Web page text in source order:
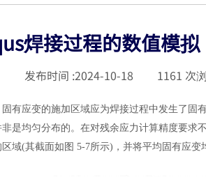
焊接过程的数值模
发布时间 :2024-10-18 1161 次
有应变的施加区域应为焊接过程中发生了固
是均匀分布的。在对残余应力计算精度要
域(其截面如图 5-7所示)，并将平均固有应变